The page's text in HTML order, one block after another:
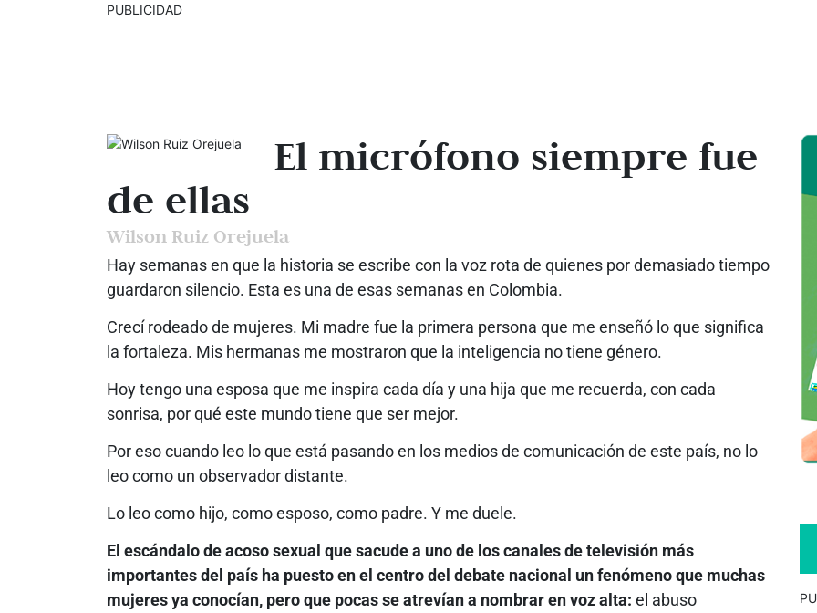
PUBLICIDAD
El micrófono siempre fue
de ellas
Wilson Ruiz Orejuela
Hay semanas en que la historia se escribe con la voz rota de quienes por demasiado tiempo
guardaron silencio. Esta es una de esas semanas en Colombia.
Crecí rodeado de mujeres. Mi madre fue la primera persona que me enseñó lo que significa
la fortaleza. Mis hermanas me mostraron que la inteligencia no tiene género.
Hoy tengo una esposa que me inspira cada día y una hija que me recuerda, con cada
sonrisa, por qué este mundo tiene que ser mejor.
Por eso cuando leo lo que está pasando en los medios de comunicación de este país, no lo
leo como un observador distante.
Lo leo como hijo, como esposo, como padre. Y me duele.
El escándalo de acoso sexual que sacude a uno de los canales de televisión más
importantes del país ha puesto en el centro del debate nacional un fenómeno que muchas
mujeres ya conocían, pero que pocas se atrevían a nombrar en voz alta: el abuso